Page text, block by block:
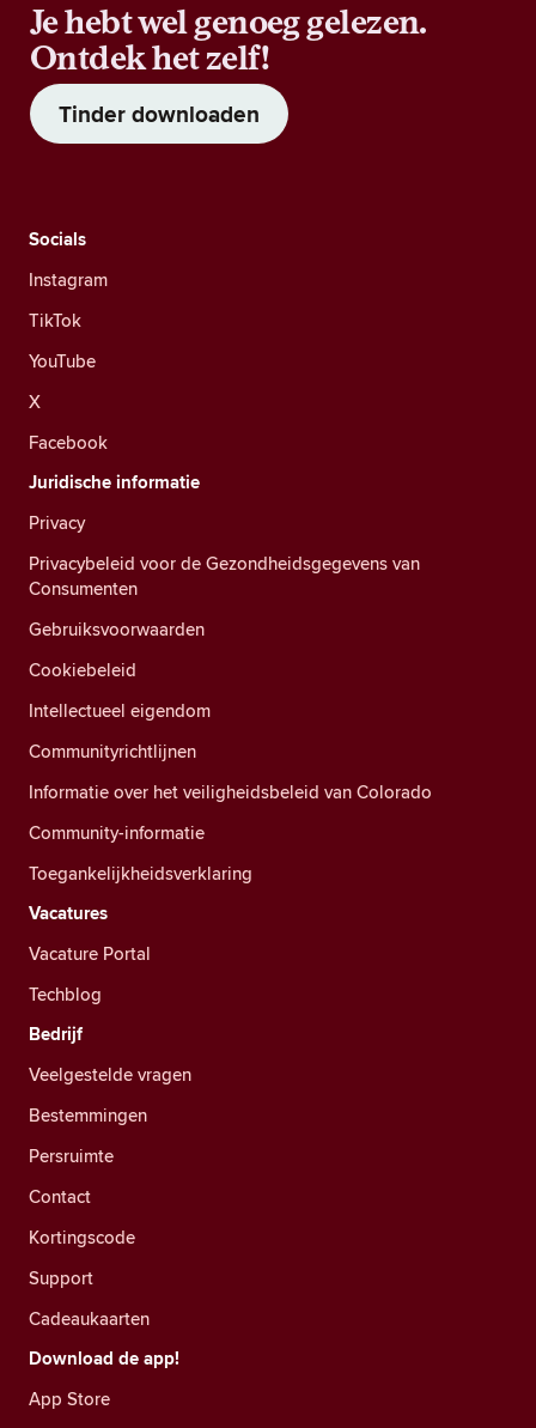
Je hebt wel genoeg gelezen.
Ontdek het zelf!
Tinder downloaden
Socials
Instagram
TikTok
YouTube
X
Facebook
Juridische informatie
Privacy
Privacybeleid voor de Gezondheidsgegevens van
Consumenten
Gebruiksvoorwaarden
Cookiebeleid
Intellectueel eigendom
Communityrichtlijnen
Informatie over het veiligheidsbeleid van Colorado
Community-informatie
Toegankelijkheidsverklaring
Vacatures
Vacature Portal
Techblog
Bedrijf
Veelgestelde vragen
Bestemmingen
Persruimte
Contact
Kortingscode
Support
Cadeaukaarten
Download de app!
App Store